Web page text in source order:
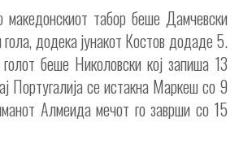
македонскиот табор беше Дамчевски
гола, додека јунакот Костов додаде 5.
беше Николовски кој запиша 13
Португалија се истакна Маркеш со 9
Алмеида мечот го заврши со 15